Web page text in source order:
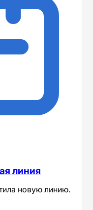
линия
новую линию.